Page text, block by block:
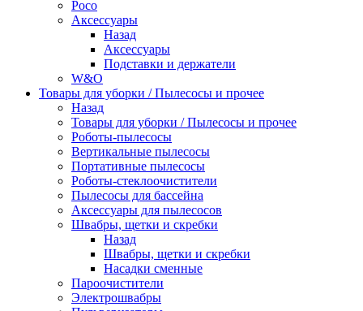
Poco
Аксессуары
Назад
Аксессуары
Подставки и держатели
W&O
Товары для уборки / Пылесосы и прочее
Назад
Товары для уборки / Пылесосы и прочее
Роботы-пылесосы
Вертикальные пылесосы
Портативные пылесосы
Роботы-стеклоочистители
Пылесосы для бассейна
Аксессуары для пылесосов
Швабры, щетки и скребки
Назад
Швабры, щетки и скребки
Насадки сменные
Пароочистители
Электрошвабры